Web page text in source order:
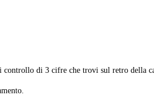
controllo di 3 cifre che trovi sul retro della